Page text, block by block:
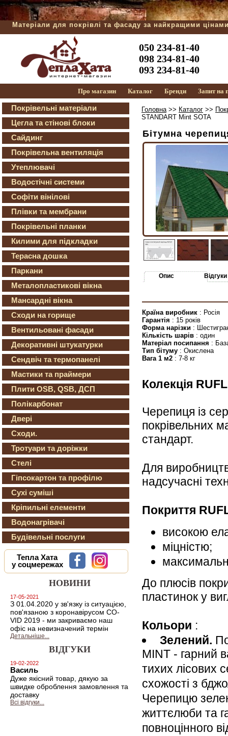
Матеріали для покрівлі та фасаду за найкращими
050 234-81-40
098 234-81-40
093 234-81-40
Про магазин Каталог Бренди Запит на
Покрівельні матеріали
Цегла та стінові блоки
Сайдинг
Покрівельна вентиляція
Утеплювачі
Водостічні системи
Софіти вінілові
Плівки та мембрани
Покрівельні планки
Килими для підкладки
Терасна дошка
Паркани
Металопластикові вікна
Мансардні вікна
Сходи на горище
Вентильовані фасади
Декоративні штукатурки
Сендвіч та термопанелі
Мастики та праймери
Плити OSB, QSB, ДСП
Полікарбонат
Двері
Сходи.
Тротуари та доріжки
Стелі
Гіпсокартон та профілю
Сухі суміші
Кріпильні елементи
Водонагрівачі
Будівельні послуги
Тепла Хата
у соцмережах
НОВИНИ
17-05-2021
З 01.04.2020 у зв'язку із ситуацією,
пов'язаною з коронавірусом CO-
VID 2019 - ми закриваємо наш
офіс на невизначений термін
Детальніше...
ВІДГУКИ
19-02-2022
Василь
Дуже якісний товар, дякую за
швидке оброблення замовлення та
доставку
Всі відгуки...
Головна>> Каталог >>
STANDART Mint SOTA
Бітумна
Опис Відгуки
Країна виробник : Росія
Гарантія : 15 років
Форма нарізки :
Кількість шарів : один
Матеріал посипання :
Тип бітуму : Окислена
Вага 1 м2 : 7-8 кг
Колекція
Черепиця із
покрівельних
стандарт.
Для
надсучасні
Покриття
високою
міцністю;
До плюсів
пластинок у
Кольори :
Зелений.
MINT - гарний
тихих лісових
схожості з
Черепицю
життєлюби та
повноцінного